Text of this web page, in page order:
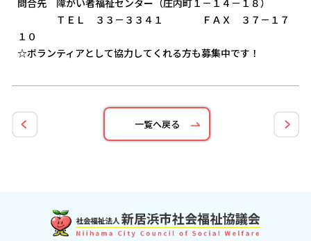
問合先 障がい者福祉センター（庄内町１－１４－１８）
ＴＥＬ ３３－３３４１ ＦＡＸ ３７－１７
１０
☆ボランティアとして協力してくれる方も募集中です！
一覧へ戻る